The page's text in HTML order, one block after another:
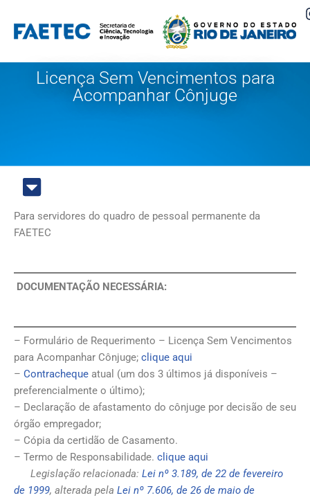
Pular
conteúdoLicença Sem Vencimentos para
Acompanhar Cônjuge
Para servidores do quadro de pessoal permanente da
FAETEC
DOCUMENTAÇÃO NECESSÁRIA:
– Formulário de Requerimento – Licença Sem Vencimentos
para Acompanhar Cônjuge; clique aqui
– Contracheque atual (um dos 3 últimos já disponíveis –
preferencialmente o último);
– Declaração de afastamento do cônjuge por decisão de seu
órgão empregador;
– Cópia da certidão de Casamento.
– Termo de Responsabilidade. clique aqui
Legislação relacionada: Lei nº 3.189, de 22 de fevereiro
de 1999, alterada pela Lei nº 7.606, de 26 de maio de